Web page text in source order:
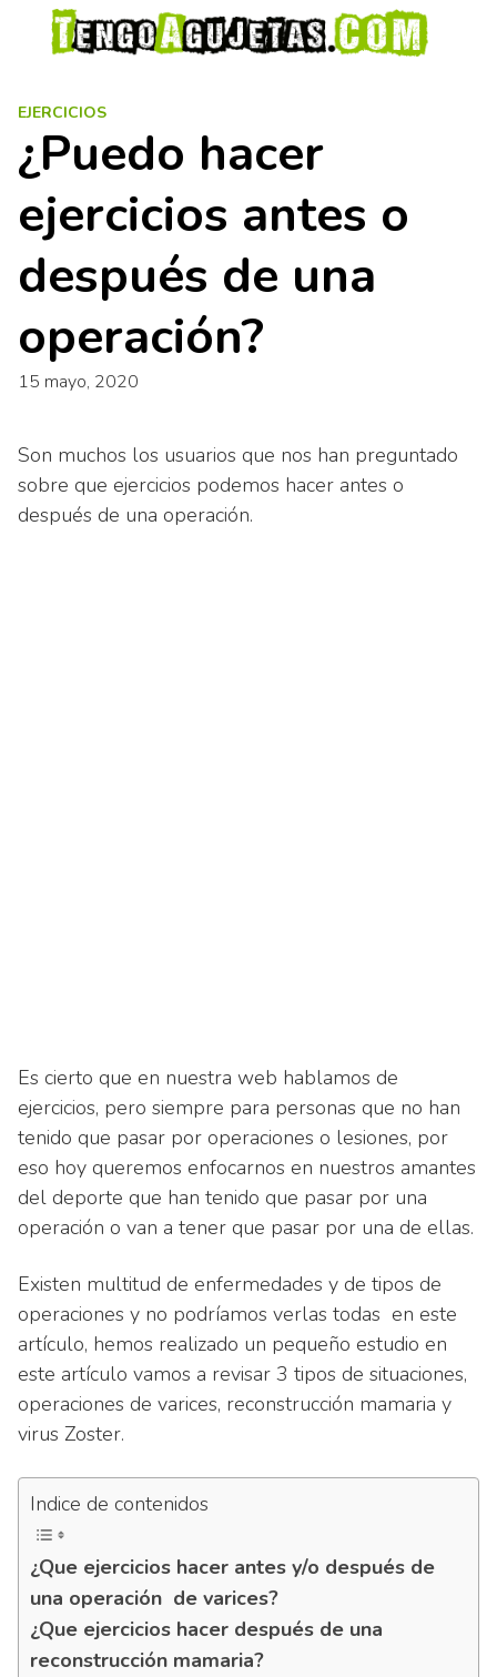
EJERCICIOS
¿Puedo hacer
ejercicios antes o
después de una
operación?
15 mayo, 2020
Son muchos los usuarios que nos han preguntado
sobre que ejercicios podemos hacer antes o
después de una operación.
Es cierto que en nuestra web hablamos de
ejercicios, pero siempre para personas que no han
tenido que pasar por operaciones o lesiones, por
eso hoy queremos enfocarnos en nuestros amantes
del deporte que han tenido que pasar por una
operación o van a tener que pasar por una de ellas.
Existen multitud de enfermedades y de tipos de
operaciones y no podríamos verlas todas en este
artículo, hemos realizado un pequeño estudio en
este artículo vamos a revisar 3 tipos de situaciones,
operaciones de varices, reconstrucción mamaria y
virus Zoster.
Indice de contenidos
¿Que ejercicios hacer antes y/o después de
una operación de varices?
¿Que ejercicios hacer después de una
reconstrucción mamaria?